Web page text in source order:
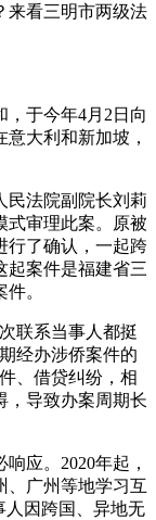
来看三明市两级法
于今年4月2日向
大利和新加坡，
法院副院长刘莉
式审理此案。原被
行了确认，一起跨
起案件是福建省三
。
联系当事人都挺
经办涉侨案件的
、借贷纠纷，相
，导致办案周期长
应。2020年起，
、广州等地学习互
人因跨国、异地无